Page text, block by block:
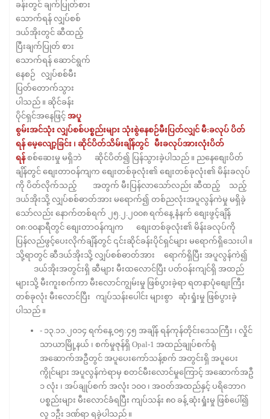
ခန်းတွင် ချက်ပြုတ်စား
သောက်ရန် လျှပ်စစ်
ဒယ်အိုးတွင် ဆီထည့်
ပြီးချက်ပြုတ် စား
သောက်ရန် ဆောင်ရွက်
နေစဉ် လျှပ်စစ်မီး
ပြတ်တောက်သွား
ပါသည် ။ ဆိုင်ခန်း
ပိုင်ရှင်အနေဖြင့် အပူ
စွမ်းအင်သုံး လျှပ်စစ်ပစ္စည်းများ သုံးစွဲနေစဉ်မီးပြတ်လျှင် မီ:ခလုပ် ပိတ်
ရန် မေ့လျော့ခြင်း ၊ ဆိုင်ပိတ်သိမ်းချိန်တွင် မီးခလုပ်အားလုံးပိတ်
ရန် စစ်ဆေးမှု မရှိဘဲ ဆိုင်ပိတ်၍ ပြန်သွားခဲ့ပါသည် ။ ညနေစျေးပိတ်
ချိန်တွင် စျေးတာဝန်ကျက စျေးတစ်ခုလုံး၏ စျေးတစ်ခုလုံး၏ မိန်းခလုပ်
ကို ပိတ်လိုက်သည့် အတွက် မီးပြန်လာသော်လည်း ဆီထည့် သည့်
ဒယ်အိုးသို့ လျှပ်စစ်ဓာတ်အား မရောက်၍ တစ်ညလုံးအပူလွန်ကဲမှု မရှိခဲ့
သော်လည်း နောက်တစ်ရက် ၂၅.၂.၂၀၀၈ ရက်နေ့ နံနက် စျေးဖွင့်ချိန်
၀၈:၀၀နာရီတွင် စျေးတာဝန်ကျက စျေးတစ်ခုလုံး၏ မိန်းခလုပ်ကို
ပြန်လည်ဖွင့်ပေးလိုက်ချိန်တွင် ၎င်းဆိုင်ခန်းပိုင်ရှင်များ မရောက်ရှိသေးပါ ။
သို့ရာတွင် ဆီဒယ်အိုးသို့ လျှပ်စစ်ဓာတ်အား ရောက်ရှိပြီး အပူလွန်ကဲ၍
ဒယ်အိုးအတွင်းရှိ ဆီများ မီးထလောင်ပြီး ပတ်ဝန်းကျင်ရှိ အထည်
များသို့ မီးကူးစက်ကာ မီးလောင်ကျွမ်းမှု ဖြစ်ပွားခဲ့ရာ ရတနာပုံစျေးကြီး
တစ်ခုလုံး မီးလောင်ပြီး ကျပ်သန်းပေါင်း များစွာ ဆုံးရှုံးမှု ဖြစ်ပွားခဲ့
ပါသည် ။
- ၁၃.၁၁.၂၀၁၄ ရက်နေ့ ၀၅:၄၅ အချိန် ရန်ကုန်တိုင်းဒေသကြီး ၊ လှိုင်
သာယာမြို့နယ် ၊ စက်မှုဇုန်ရှိ Opal-1 အထည်ချုပ်စက်ရုံ
အဆောက်အဦတွင် အပူပေးကော်သန့်စက် အတွင်းရှိ အပူပေး
ကွိုင်များ အပူလွန်ကဲရာမှ စတင်မီးလောင်မှုကြောင့် အဆောက်အဦ
၁ လုံး ၊ အပ်ချုပ်စက် အလုံး ၁၀၀ ၊ အဝတ်အထည်နှင့် ပရိဘောဂ
ပစ္စည်းများ မီးလောင်ခံရပြီး ကျပ်သန်း ၈၀ ခန့် ဆုံးရှုံးမှု ဖြစ်ပေါ်၍
လူ ၁ဦး ဒဏ်ရာ ရခဲ့ပါသည် ။